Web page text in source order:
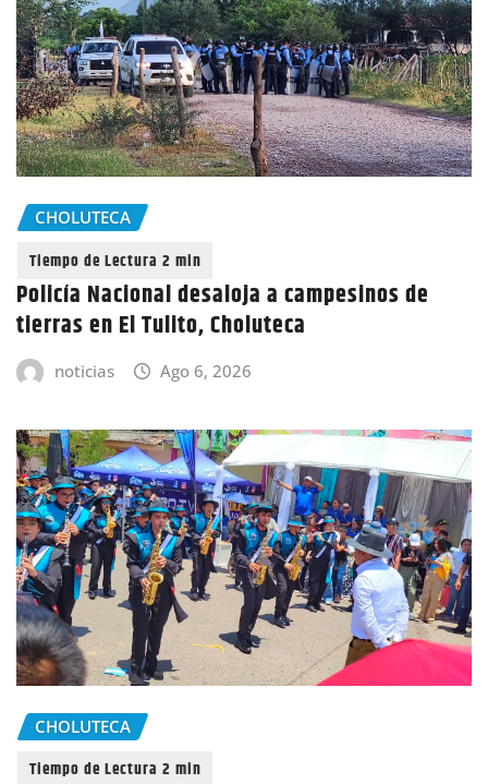
CHOLUTECA
Policía Nacional desaloja a campesinos de
tierras en El Tulito, Choluteca
noticias Ago 6, 2026
CHOLUTECA